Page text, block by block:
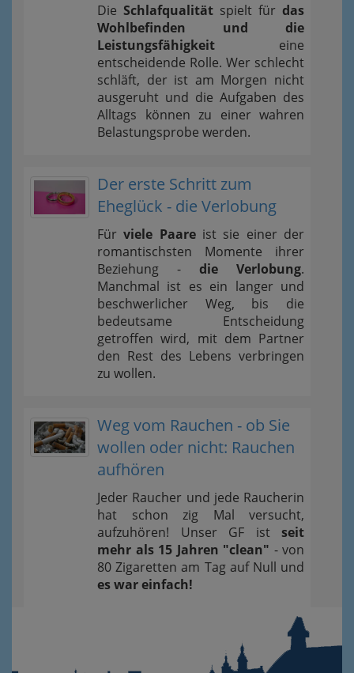
Die Schlafqualität spielt für das
Wohlbefinden und die
Leistungsfähigkeit eine
entscheidende Rolle. Wer schlecht
schläft, der ist am Morgen nicht
ausgeruht und die Aufgaben des
Alltags können zu einer wahren
Belastungsprobe werden.
Der erste Schritt zum
Eheglück - die Verlobung
Fürviele Paareist sie einer der
romantischsten Momente ihrer
Beziehung - die Verlobung.
Manchmal ist es ein langer und
beschwerlicher Weg, bis die
bedeutsame Entscheidung
getroffen wird, mit dem Partner
den Rest des Lebens verbringen
zu wollen.
Weg vom Rauchen - ob Sie
wollen oder nicht: Rauchen
aufhören
Jeder Raucher und jede Raucherin
hat schon zig Mal versucht,
aufzuhören! Unser GF ist seit
mehr als 15 Jahren "clean" - von
80 Zigaretten am Tag auf Null und
es war einfach!